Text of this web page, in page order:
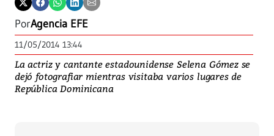
PorAgencia EFE
11/05/2014 13:44
La actriz y cantante estadounidense Selena Gómez se
dejó fotografiar mientras visitaba varios lugares de
República Dominicana